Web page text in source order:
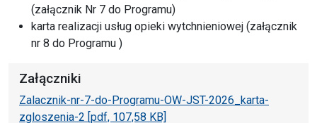
(załącznik Nr 7 do Programu)
karta realizacji usług opieki wytchnieniowej (załącznik
nr 8 do Programu )
Załączniki
Zalacznik-nr-7-do-Programu-OW-JST-2026_karta-
zgloszenia-2 [pdf, 107,58 KB]